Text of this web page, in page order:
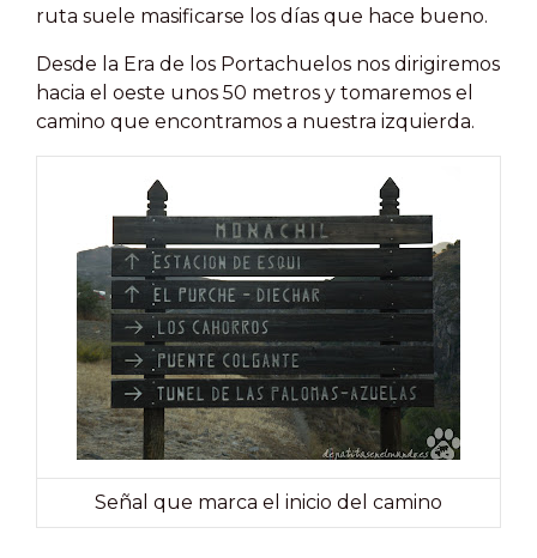
ruta suele masificarse los días que hace bueno.
Desde la Era de los Portachuelos nos dirigiremos
hacia el oeste unos 50 metros y tomaremos el
camino que encontramos a nuestra izquierda.
Señal que marca el inicio del camino